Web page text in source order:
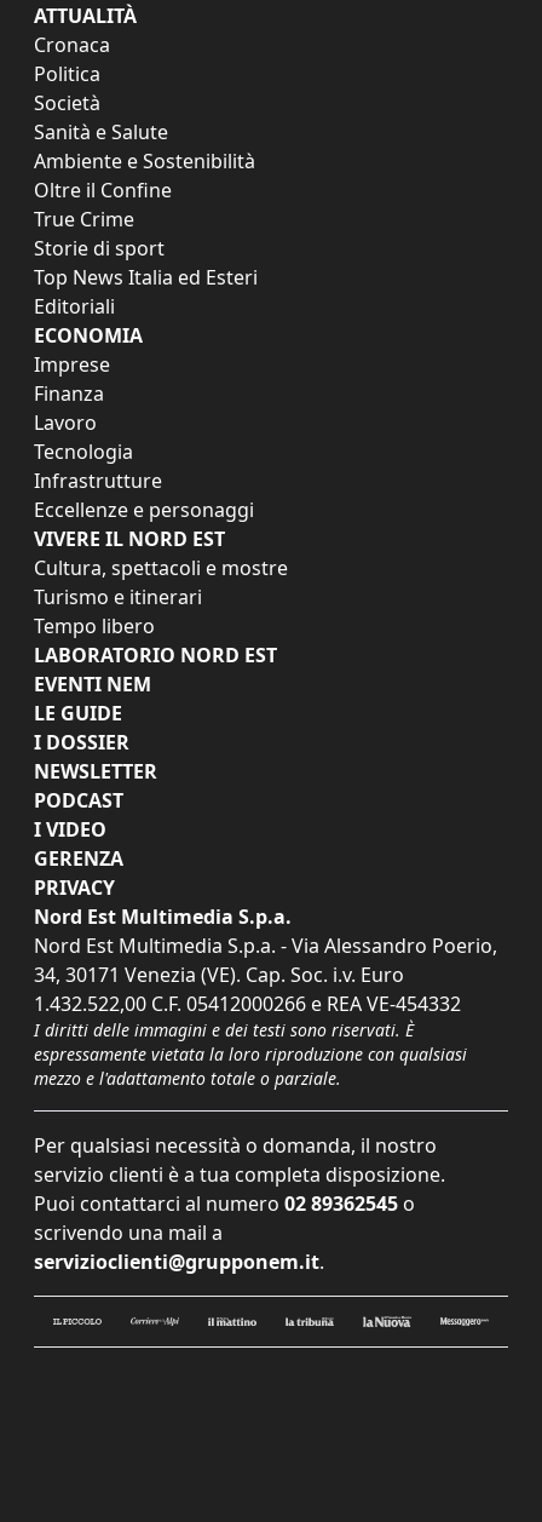
ATTUALITÀ
Cronaca
Politica
Società
Sanità e Salute
Ambiente e Sostenibilità
Oltre il Confine
True Crime
Storie di sport
Top News Italia ed Esteri
Editoriali
ECONOMIA
Imprese
Finanza
Lavoro
Tecnologia
Infrastrutture
Eccellenze e personaggi
VIVERE IL NORD EST
Cultura, spettacoli e mostre
Turismo e itinerari
Tempo libero
LABORATORIO NORD EST
EVENTI NEM
LE GUIDE
I DOSSIER
NEWSLETTER
PODCAST
I VIDEO
GERENZA
PRIVACY
Nord Est Multimedia S.p.a.
Nord Est Multimedia S.p.a. - Via Alessandro Poerio,
34, 30171 Venezia (VE). Cap. Soc. i.v. Euro
1.432.522,00 C.F. 05412000266 e REA VE-454332
I diritti delle immagini e dei testi sono riservati. È
espressamente vietata la loro riproduzione con qualsiasi
mezzo e l'adattamento totale o parziale.
Per qualsiasi necessità o domanda, il nostro
servizio clienti è a tua completa disposizione.
Puoi contattarci al numero 02 89362545 o
scrivendo una mail a
servizioclienti@grupponem.it.